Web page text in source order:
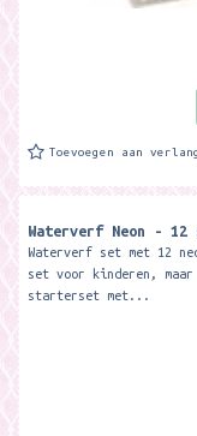
Toevoegen aan
Waterverf Neon -
Waterverf set met 12
set voor kinderen,
starterset met...